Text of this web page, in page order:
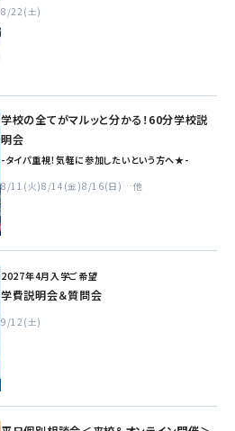
8/22(土)
学校の全てがマルッと分かる！60分学校説
明会
-タイパ重視！気軽に参加したいという方へ★-
8/11(火)8/14(金)8/16(日) …他
2027年4月入学ご希望
学費説明会＆質問会
9/12(土)